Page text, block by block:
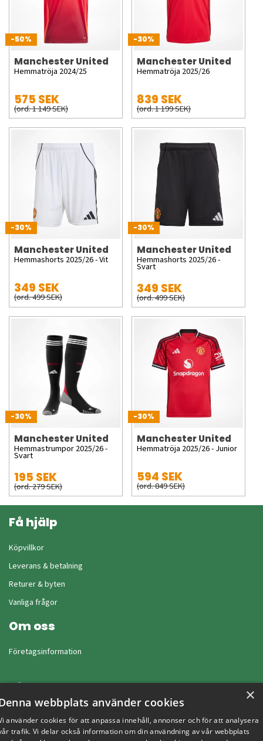
-50%
Manchester United
Hemmatröja 2024/25
575 SEK
(ord. 1 149 SEK)
-30%
Manchester United
Hemmatröja 2025/26
839 SEK
(ord. 1 199 SEK)
-30%
Manchester United
Hemmashorts 2025/26 - Vit
349 SEK
(ord. 499 SEK)
-30%
Manchester United
Hemmashorts 2025/26 -
Svart
349 SEK
(ord. 499 SEK)
-30%
Manchester United
Hemmastrumpor 2025/26 -
Svart
195 SEK
(ord. 279 SEK)
-30%
Manchester United
Hemmatröja 2025/26 - Junior
594 SEK
(ord. 849 SEK)
Få hjälp
Köpvillkor
Leverans & betalning
Returer & byten
Vanliga frågor
Om oss
Företagsinformation
×
webbplats använder cookies
använder cookies för att anpassa innehåll, annonser och för att analysera
trafik. Vi delar också information om din användning av vår webbplats